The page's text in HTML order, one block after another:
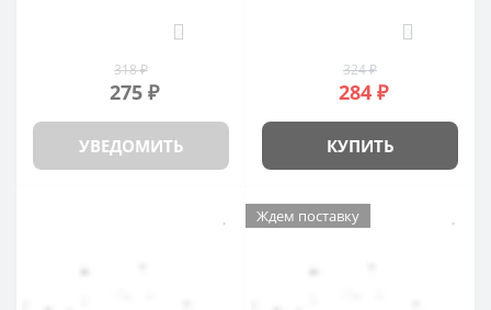
318 ₽
275 ₽
УВЕДОМИТЬ
324 ₽
284 ₽
КУПИТЬ
Ждем поставку